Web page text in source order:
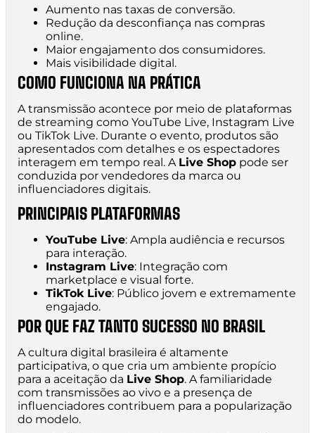
Aumento nas taxas de conversão.
Redução da desconfiança nas compras
online.
Maior engajamento dos consumidores.
Mais visibilidade digital.
COMO FUNCIONA NA PRÁTICA
A transmissão acontece por meio de plataformas
de streaming como YouTube Live, Instagram Live
ou TikTok Live. Durante o evento, produtos são
apresentados com detalhes e os espectadores
interagem em tempo real. A Live Shop pode ser
conduzida por vendedores da marca ou
influenciadores digitais.
PRINCIPAIS PLATAFORMAS
YouTube Live: Ampla audiência e recursos
para interação.
Instagram Live: Integração com
marketplace e visual forte.
TikTok Live: Público jovem e extremamente
engajado.
POR QUE FAZ TANTO SUCESSO NO BRASIL
A cultura digital brasileira é altamente
participativa, o que cria um ambiente propício
para a aceitação da Live Shop. A familiaridade
com transmissões ao vivo e a presença de
influenciadores contribuem para a popularização
do modelo.